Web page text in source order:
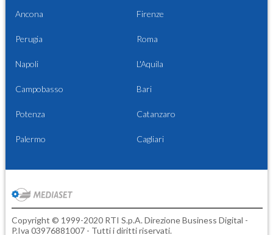
Ancona Firenze
Perugia Roma
Napoli L'Aquila
Campobasso Bari
Potenza Catanzaro
Palermo Cagliari
Copyright © 1999-2020 RTI S.p.A. Direzione Business Digital -
P.Iva 03976881007 - Tutti i diritti riservati.